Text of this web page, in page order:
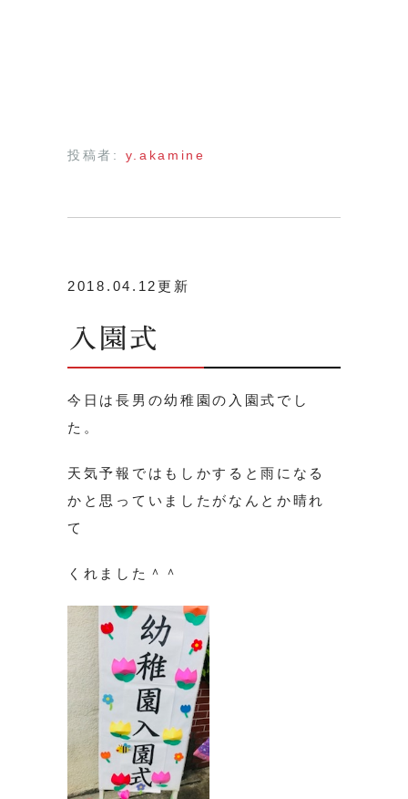
投稿者: y.akamine
2018.04.12更新
入園式
今日は長男の幼稚園の入園式でし
た。
天気予報ではもしかすると雨になる
かと思っていましたがなんとか晴れ
て
くれました＾＾